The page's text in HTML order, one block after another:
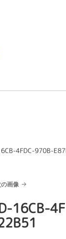
4FDC-970B-
画像
16CB-